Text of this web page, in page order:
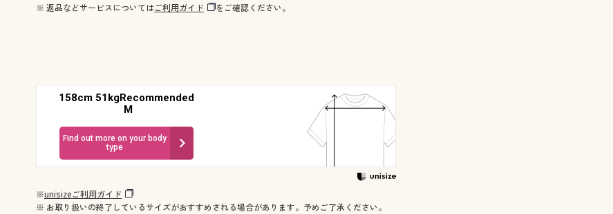
※ 返品などサービスについてはご利用ガイド をご確認ください。
158cm 51kgRecommended
M
Find out more on your body
type
※unisizeご利用ガイド
※ お取り扱いの終了しているサイズがおすすめされる場合があります。予めご了承ください。